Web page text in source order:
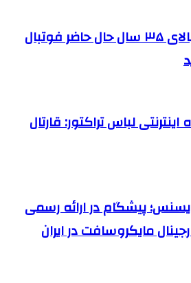
با ۱۵ بازیکن برتر بالای ۳۵ سال حال حاضر فوتبال
لباس تراکتور: قارتال
پیشگام در ارائه رسمی
مایکروسافت در ایران